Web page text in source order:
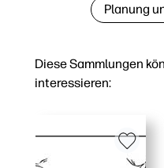
Diese Sammlungen
interessieren:
Planung